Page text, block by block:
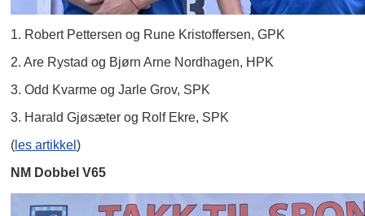
1. Robert Pettersen og Rune Kristoffersen, GPK
2. Are Rystad og Bjørn Arne Nordhagen, HPK
3. Odd Kvarme og Jarle Grov, SPK
3. Harald Gjøsæter og Rolf Ekre, SPK
( les artikkel)
NM Dobbel V65